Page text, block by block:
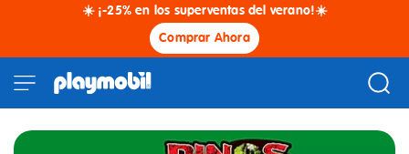
☀️ ¡-25% en los superventas del verano!☀️
Comprar Ahora